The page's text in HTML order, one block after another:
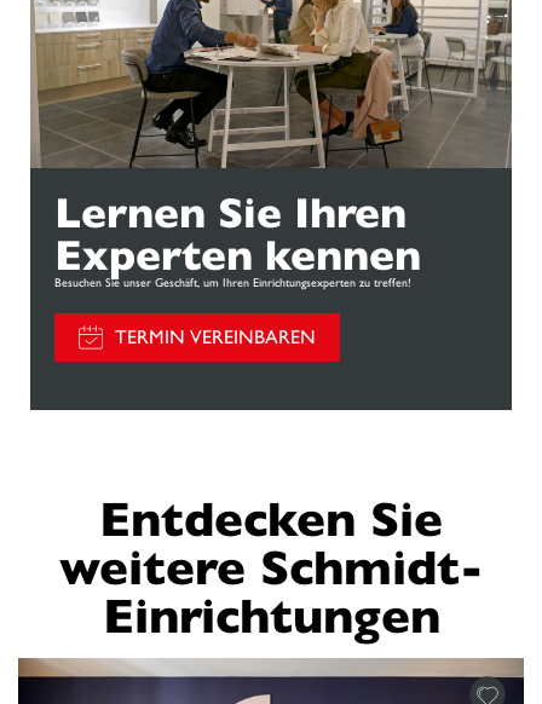
Lernen Sie Ihren
Experten kennen
Besuchen Sie unser Geschäft, um Ihren Einrichtungsexperten zu treffen!
TERMIN VEREINBAREN
Entdecken Sie
weitere Schmidt-
Einrichtungen